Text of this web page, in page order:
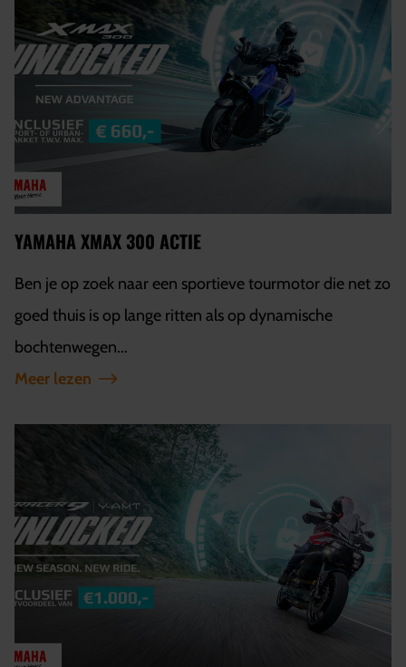
YAMAHA XMAX 300 ACTIE
Ben je op zoek naar een sportieve tourmotor die net zo
goed thuis is op lange ritten als op dynamische
bochtenwegen...
Meer lezen